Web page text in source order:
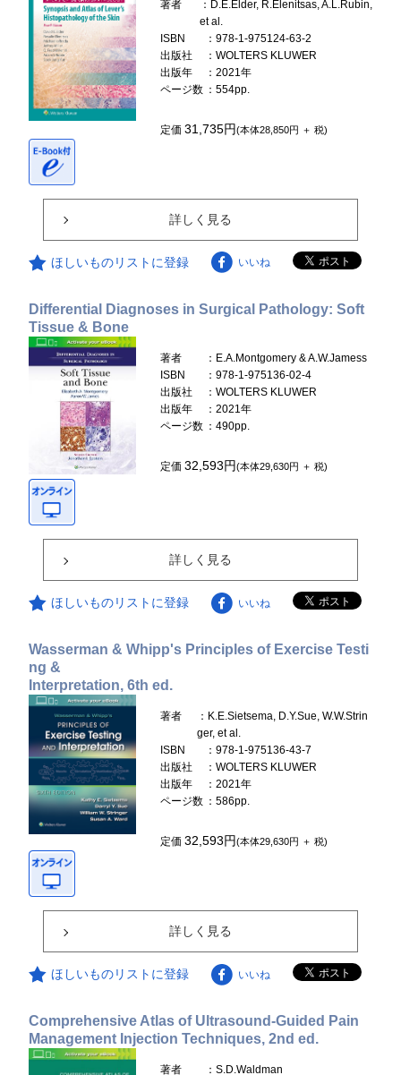
著者
：D.E.Elder, R.Elenitsas, A.L.Rubin,
et al.
ISBN
：978-1-975124-63-2
出版社
：WOLTERS KLUWER
出版年
：2021年
ページ数 ：554pp.
定価31,735円(本体28,850円 ＋ 税)
詳しく見る
ほしいものリストに登録 いいね
Differential Diagnoses in Surgical Pathology: Soft
Tissue & Bone
著者
：E.A.Montgomery & A.W.Jamess
ISBN
：978-1-975136-02-4
出版社
：WOLTERS KLUWER
出版年
：2021年
ページ数 ：490pp.
定価32,593円(本体29,630円 ＋ 税)
詳しく見る
ほしいものリストに登録 いいね
Wasserman & Whipp's Principles of Exercise Testi
ng &
Interpretation, 6th ed.
著者
：K.E.Sietsema, D.Y.Sue, W.W.Strin
ger, et al.
ISBN
：978-1-975136-43-7
出版社
：WOLTERS KLUWER
出版年
：2021年
ページ数 ：586pp.
定価32,593円(本体29,630円 ＋ 税)
詳しく見る
ほしいものリストに登録 いいね
Comprehensive Atlas of Ultrasound-Guided Pain
Management Injection Techniques, 2nd ed.
著者
：S.D.Waldman